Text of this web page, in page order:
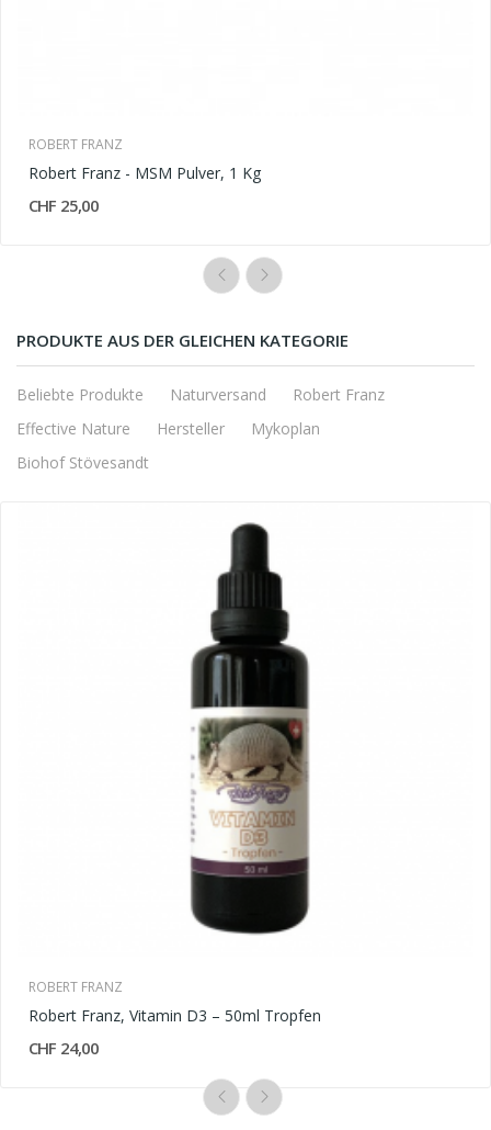
ROBERT FRANZ
Robert Franz - MSM Pulver, 1 Kg
CHF 25,00
PRODUKTE AUS DER GLEICHEN KATEGORIE
Beliebte Produkte Naturversand
Robert Franz
Effective Nature
Hersteller
Mykoplan
Biohof Stövesandt
ROBERT FRANZ
Robert Franz, Vitamin D3 – 50ml Tropfen
CHF 24,00